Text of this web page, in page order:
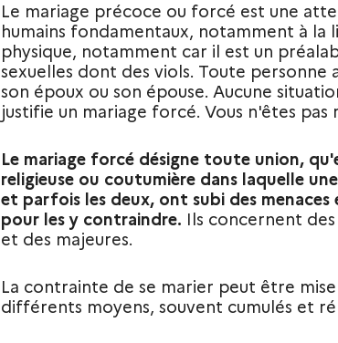
Le mariage précoce ou forcé est une
humains fondamentaux, notamment à la
physique, notamment car il est un
sexuelles dont des viols. Toute personne
son époux ou son épouse. Aucune
justifie un mariage forcé. Vous n'êtes pas
Le mariage forcé désigne toute union,
religieuse ou coutumière dans laquelle
et parfois les deux, ont subi des menaces
pour les y contraindre. Ils concernent
et des majeures.
La contrainte de se marier peut être
différents moyens, souvent cumulés et